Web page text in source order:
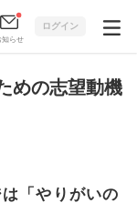
知らせ
ログイン
めの志望動機
「やりがいの